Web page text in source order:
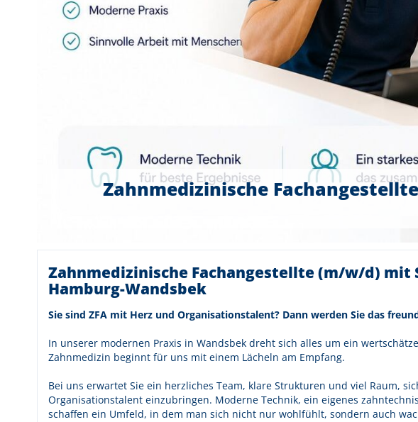
Zahnmedizinische
Zahnmedizinische Fachangestellte (m/w/d) mit
Hamburg-Wandsbek
Sie sind ZFA mit Herz und Organisationstalent? Dann werden Sie das
In unserer modernen Praxis in Wandsbek dreht sich alles um ein
Zahnmedizin beginnt für uns mit einem Lächeln am Empfang.
Bei uns erwartet Sie ein herzliches Team, klare Strukturen und viel Raum,
Organisationstalent einzubringen. Moderne Technik, ein eigenes
schaffen ein Umfeld, in dem man sich nicht nur wohlfühlt, sondern auch